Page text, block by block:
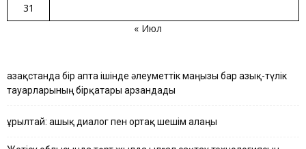
31
« Июл
Қазақстанда бір апта ішінде әлеуметтік маңызы бар азық-түлік
тауарларының бірқатары арзандады
Құрылтай: ашық диалог пен ортақ шешім алаңы